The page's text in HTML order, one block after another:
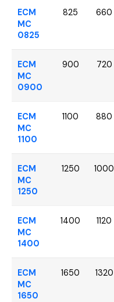
ECM
MC
0825
825 660
ECM
MC
0900
900 720
ECM
MC
1100
1100 880
ECM
MC
1250
1250 1000
ECM
MC
1400
1400 1120
ECM
MC
1650
1650 1320